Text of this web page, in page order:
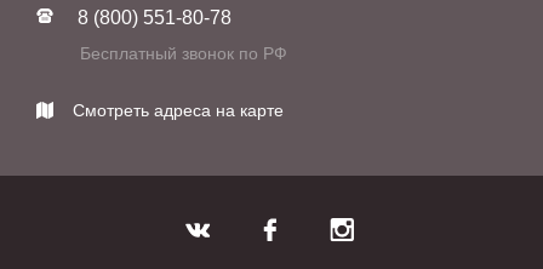
Фабрики
Контакты
8 (800) 551-80-78
Бесплатный звонок по РФ
Смотреть адреса на карте